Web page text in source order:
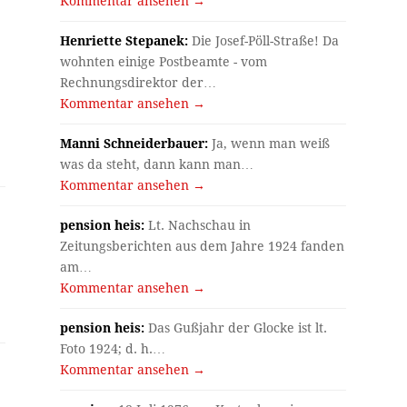
Henriette Stepanek: Die Josef-Pöll-Straße! Da
wohnten einige Postbeamte - vom
Rechnungsdirektor der…
Kommentar ansehen →
Manni Schneiderbauer: Ja, wenn man weiß
was da steht, dann kann man…
Kommentar ansehen →
pension heis: Lt. Nachschau in
Zeitungsberichten aus dem Jahre 1924 fanden
am…
Kommentar ansehen →
pension heis: Das Gußjahr der Glocke ist lt.
Foto 1924; d. h.…
Kommentar ansehen →